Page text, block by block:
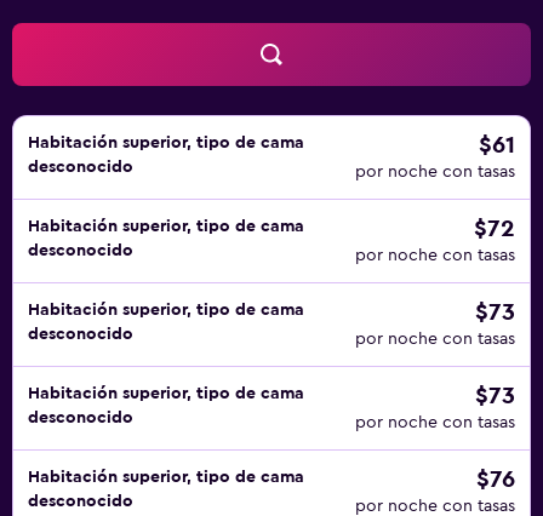
Habitación superior, tipo de cama
desconocido
$61
por noche con tasas
Habitación superior, tipo de cama
desconocido
$72
por noche con tasas
Habitación superior, tipo de cama
desconocido
$73
por noche con tasas
Habitación superior, tipo de cama
desconocido
$73
por noche con tasas
Habitación superior, tipo de cama
desconocido
$76
por noche con tasas